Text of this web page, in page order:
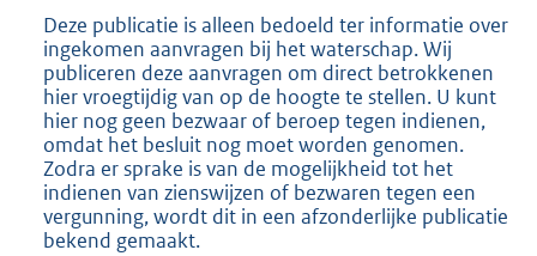
Deze publicatie is alleen bedoeld ter informatie over
ingekomen aanvragen bij het waterschap. Wij
publiceren deze aanvragen om direct betrokkenen
hier vroegtijdig van op de hoogte te stellen. U kunt
hier nog geen bezwaar of beroep tegen indienen,
omdat het besluit nog moet worden genomen.
Zodra er sprake is van de mogelijkheid tot het
indienen van zienswijzen of bezwaren tegen een
vergunning, wordt dit in een afzonderlijke publicatie
bekend gemaakt.